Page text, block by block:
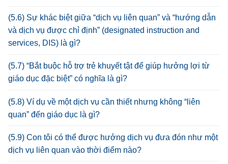
(5.6) Sự khác biệt giữa “dịch vụ liên quan” và “hướng dẫn
và dịch vụ được chỉ định” (designated instruction and
services, DIS) là gì?
(5.7) “Bắt buộc hỗ trợ trẻ khuyết tật để giúp hưởng lợi từ
giáo dục đặc biệt” có nghĩa là gì?
(5.8) Ví dụ về một dịch vụ cần thiết nhưng không “liên
quan” đến giáo dục là gì?
(5.9) Con tôi có thể được hưởng dịch vụ đưa đón như một
dịch vụ liên quan vào thời điểm nào?